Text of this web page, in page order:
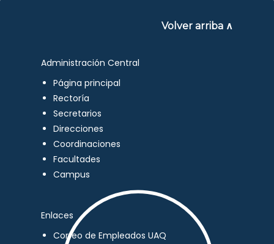
Volver arriba ∧
Administración Central
Página principal
Rectoría
Secretarios
Direcciones
Coordinaciones
Facultades
Campus
Enlaces
Correo de Empleados UAQ